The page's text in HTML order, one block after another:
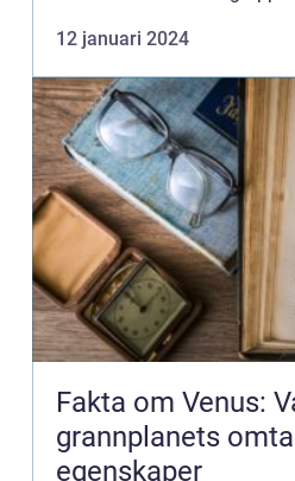
ant...
12 januari 2024
Fakta om Venus:
grannplanets
egenskaper